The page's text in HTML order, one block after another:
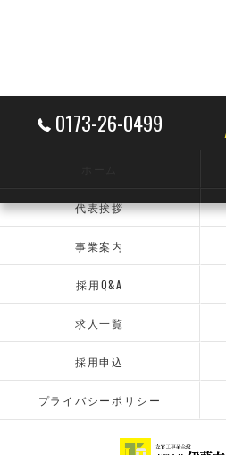
0173-26-0499
代表挨拶
事業案内
採用Q&A
求人一覧
採用申込
プライバシーポリシー